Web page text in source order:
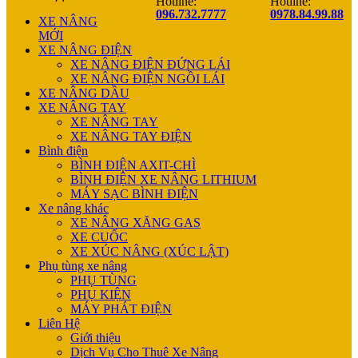
096.732.7777
0978.84.99.88
XE NÂNG
MỚI
XE NÂNG ĐIỆN
XE NÂNG ĐIỆN ĐỨNG LÁI
XE NÂNG ĐIỆN NGỒI LÁI
XE NÂNG DẦU
XE NÂNG TAY
XE NÂNG TAY
XE NÂNG TAY ĐIỆN
Bình điện
BÌNH ĐIỆN AXIT-CHÌ
BÌNH ĐIỆN XE NÂNG LITHIUM
MÁY SẠC BÌNH ĐIỆN
Xe nâng khác
XE NÂNG XĂNG GAS
XE CUỐC
XE XÚC NÂNG (XÚC LẬT)
Phụ tùng xe nâng
PHỤ TÙNG
PHỤ KIỆN
MÁY PHÁT ĐIỆN
Liên Hệ
Giới thiệu
Dịch Vụ Cho Thuê Xe Nâng